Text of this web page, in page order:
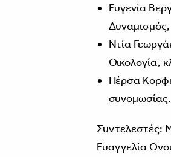
Ευγενία
Ντία
Οικολογία,
Πέρσα
συνομωσίας.
Συντελεστές:
Ευαγγελία